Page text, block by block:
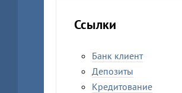
Ссылки
Банк клиент
Депозиты
Кредитование